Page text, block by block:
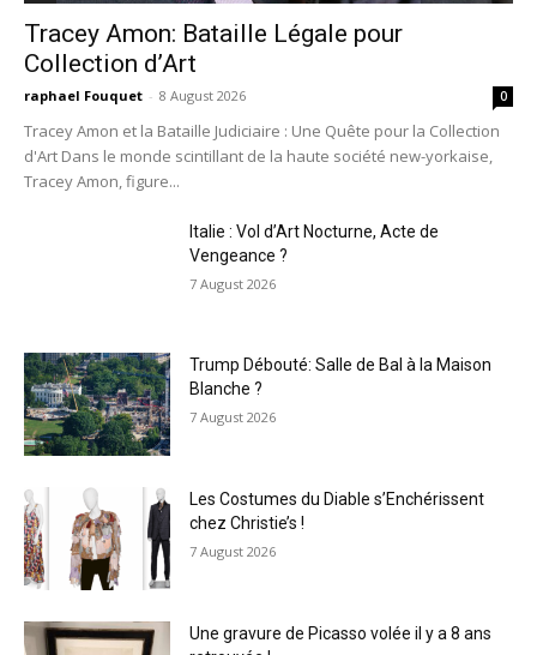
Tracey Amon: Bataille Légale pour
Collection d’Art
raphael Fouquet - 8 August 2026 0
Tracey Amon et la Bataille Judiciaire : Une Quête pour la Collection
d'Art Dans le monde scintillant de la haute société new-yorkaise,
Tracey Amon, figure...
Italie : Vol d’Art Nocturne, Acte de
Vengeance ?
7 August 2026
Trump Débouté: Salle de Bal à la Maison
Blanche ?
7 August 2026
Les Costumes du Diable s’Enchérissent
chez Christie’s !
7 August 2026
Une gravure de Picasso volée il y a 8 ans